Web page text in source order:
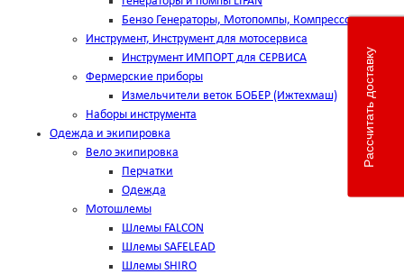
Бензо Генераторы, Мотопомпы, Компрессоры
Инструмент, Инструмент для мотосервиса
Инструмент ИМПОРТ для СЕРВИСА
Фермерские приборы
Измельчители веток БОБЕР (Ижтехмаш)
Наборы инструмента
Одежда и экипировка
Вело экипировка
Перчатки
Одежда
Мотошлемы
Шлемы FALCON
Шлемы SAFELEAD
Шлемы SHIRO
Рассчитать доставку